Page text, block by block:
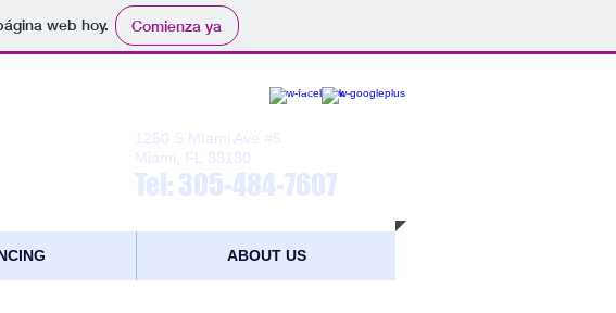
web hoy. Comienza ya
1250 S MIami Ave #5.​
Miami, FL 33130
Tel: 305-484-7607
ABOUT US